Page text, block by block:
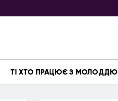
ТІ ХТО ПРАЦЮЄ З МОЛОДДЮ